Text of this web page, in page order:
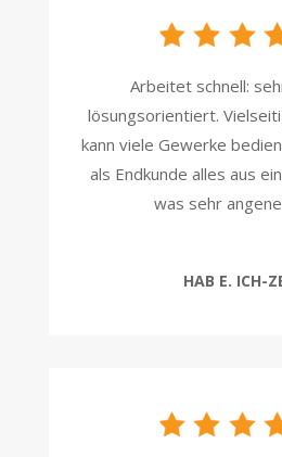
Arbeitet schnell:
lösungsorientiert.
kann viele Gewerke
als Endkunde alles aus
was sehr
HAB E. ICH-